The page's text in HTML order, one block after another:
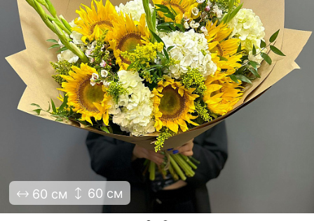
60 см 60 см
БЫСТРАЯ ПОКУПКА
Я принимаю Политику конфиденциальности и
Правила использования сайта ФЛАВЭЛЬ. Мы не
продаем ваши данные и храним их в безопасности